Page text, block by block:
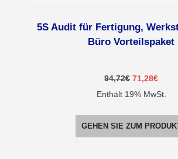
5S Audit für Fertigung,
Büro Vorteilspaket
94,72€
war:
71,28€
ist:
Enthält 19% MwSt.
GEHEN SIE ZUM